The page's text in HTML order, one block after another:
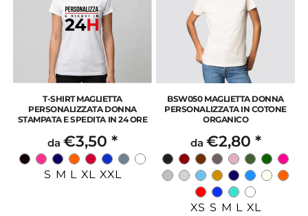
T-SHIRT MAGLIETTA
PERSONALIZZATA DONNA
STAMPATA E SPEDITA IN 24 ORE
da €3,50 *
S M L XL XXL
BSW050 MAGLIETTA DONNA
PERSONALIZZATA IN COTONE
ORGANICO
da €2,80 *
XS S M L XL